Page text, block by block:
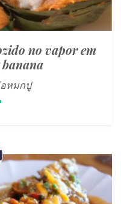
no vapor em
อหมกปู